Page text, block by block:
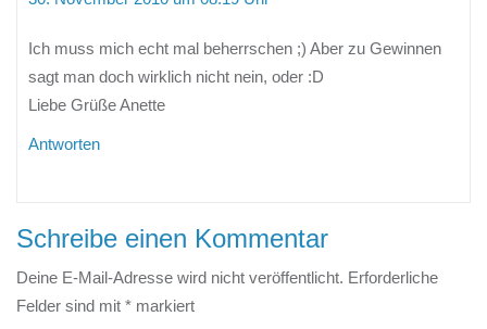
Ich muss mich echt mal beherrschen ;) Aber zu Gewinnen
sagt man doch wirklich nicht nein, oder :D
Liebe Grüße Anette
Antworten
Schreibe einen Kommentar
Deine E-Mail-Adresse wird nicht veröffentlicht. Erforderliche
Felder sind mit * markiert